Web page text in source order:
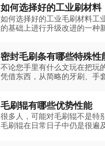
如何选择好的工业刷材料
如何选择好的工业毛刷材料工
的基础上进行升级改进的一种
密封毛刷条有哪些特殊性
不论您手里有什么文玩在把玩
凭借东西，从简略的牙刷、手
毛刷辊有哪些优势性能
很多人，可能对毛刷辊不是特
毛刷辊在日常日子中仍是很遍